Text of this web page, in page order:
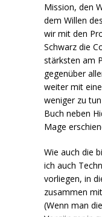
Mission, den
dem Willen
wir mit den
Schwarz die
stärksten am
gegenüber
weiter mit
weniger zu
Buch neben
Mage
Wie auch die
ich auch
vorliegen, in
zusammen
(Wenn man